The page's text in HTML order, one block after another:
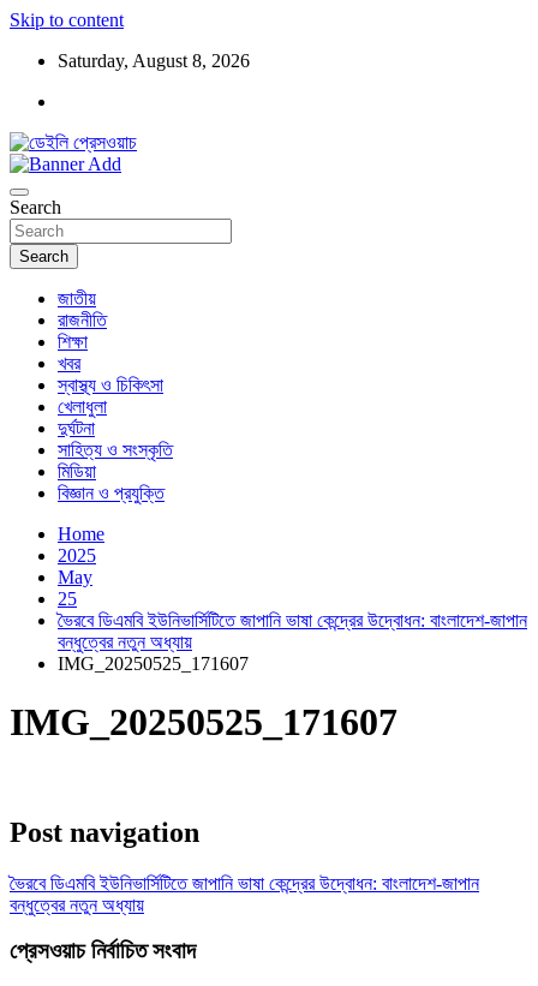
Skip to content
Saturday, August 8, 2026
ডেইলি প্রেসওয়াচ
Search
Search
জাতীয়
রাজনীতি
শিক্ষা
খবর
স্বাস্থ্য ও চিকিৎসা
খেলাধুলা
দুর্ঘটনা
সাহিত্য ও সংস্কৃতি
মিডিয়া
বিজ্ঞান ও প্রযুক্তি
Home
2025
May
25
ভৈরবে ডিএমবি ইউনিভার্সিটিতে জাপানি ভাষা কেন্দ্রের উদ্বোধন: বাংলাদেশ-জাপান
বন্ধুত্বের নতুন অধ্যায়
IMG_20250525_171607
IMG_20250525_171607
Post navigation
ভৈরবে ডিএমবি ইউনিভার্সিটিতে জাপানি ভাষা কেন্দ্রের উদ্বোধন: বাংলাদেশ-জাপান
বন্ধুত্বের নতুন অধ্যায়
প্রেসওয়াচ নির্বাচিত সংবাদ